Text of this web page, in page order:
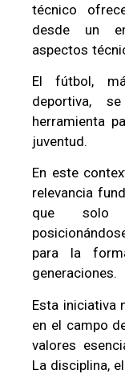
técnico
desde un
aspectos
El fútbol,
deportiva,
herramienta
juventud.
En este
relevancia
que solo
para la
generaciones.
Esta iniciativa
en el campo
valores
La disciplina,